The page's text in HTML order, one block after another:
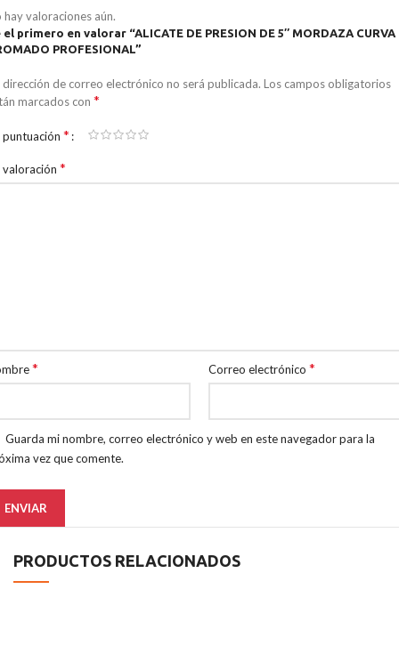
hay valoraciones aún.
el primero en valorar “ALICATE DE PRESION DE 5″ MORDAZA CURVA
PROFESIONAL”
dirección de correo electrónico no será publicada. Los campos obligatorios
marcados con *
puntuación *
valoración *
* Correo electrónico *
Guarda mi nombre, correo electrónico y web en este navegador para la
vez que comente.
PRODUCTOS RELACIONADOS